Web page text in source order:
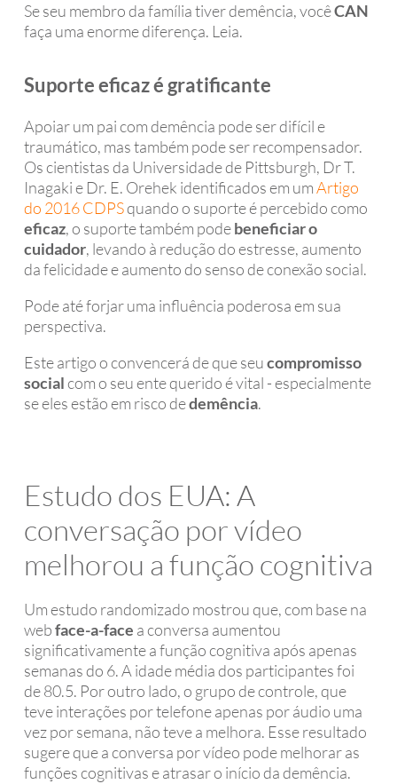
Se seu membro da família tiver demência, vocêCAN
faça uma enorme diferença. Leia.
Suporte eficaz é gratificante
Apoiar um pai com demência pode ser difícil e
traumático, mas também pode ser recompensador.
Os cientistas da Universidade de Pittsburgh, Dr T.
Inagaki e Dr. E. Orehek identificados em umArtigo
do 2016 CDPSquando o suporte é percebido como
eficaz, o suporte também podebeneficiar o
cuidador, levando à redução do estresse, aumento
da felicidade e aumento do senso de conexão social.
Pode até forjar uma influência poderosa em sua
perspectiva.
Este artigo o convencerá de que seucompromisso
socialcom o seu ente querido é vital - especialmente
se eles estão em risco dedemência.
Estudo dos EUA: A
conversação por vídeo
melhorou a função cognitiva
Um estudo randomizado mostrou que, com base na
webface-a-face a conversa aumentou
significativamente a função cognitiva após apenas
semanas do 6. A idade média dos participantes foi
de 80.5. Por outro lado, o grupo de controle, que
teve interações por telefone apenas por áudio uma
vez por semana, não teve a melhora. Esse resultado
sugere que a conversa por vídeo pode melhorar as
funções cognitivas e atrasar o início da demência.